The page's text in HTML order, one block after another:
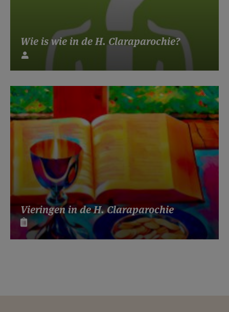
Wie is wie in de H. Claraparochie?
Vieringen in de H. Claraparochie